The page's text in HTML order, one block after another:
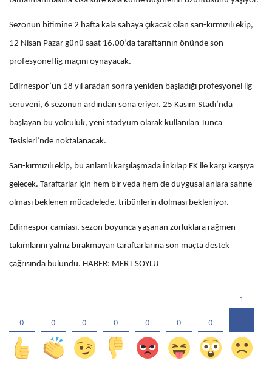
Sezonun bitimine 2 hafta kala sahaya çıkacak olan sarı-kırmızılı ekip,
12 Nisan Pazar günü saat 16.00’da taraftarının önünde son
profesyonel lig maçını oynayacak.
Edirnespor’un 18 yıl aradan sonra yeniden başladığı profesyonel lig
serüveni, 6 sezonun ardından sona eriyor. 25 Kasım Stadı’nda
başlayan bu yolculuk, yeni stadyum olarak kullanılan Tunca
Tesisleri’nde noktalanacak.
Sarı-kırmızılı ekip, bu anlamlı karşılaşmada İnkılap FK ile karşı karşıya
gelecek. Taraftarlar için hem bir veda hem de duygusal anlara sahne
olması beklenen mücadelede, tribünlerin dolması bekleniyor.
Edirnespor camiası, sezon boyunca yaşanan zorluklara rağmen
takımlarını yalnız bırakmayan taraftarlarına son maçta destek
çağrısında bulundu. HABER: MERT SOYLU